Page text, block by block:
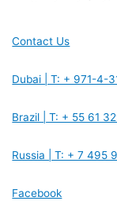
Contact Us
Dubai | T: + 971-4-
Brazil | T: + 55 61
Russia | T: + 7 495
Facebook